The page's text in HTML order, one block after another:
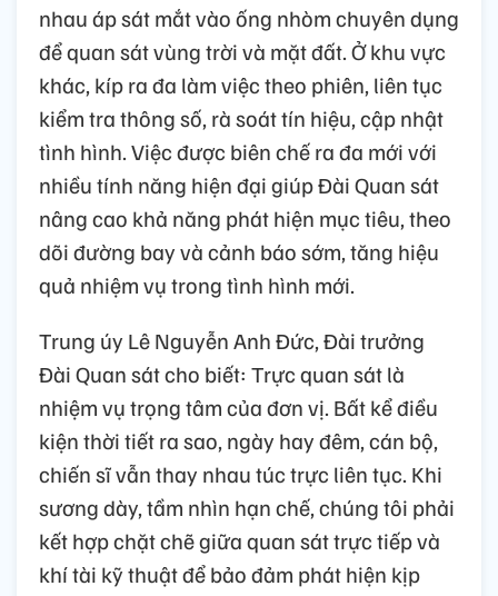
nhau áp sát mắt vào ống nhòm chuyên dụng
để quan sát vùng trời và mặt đất. Ở khu vực
khác, kíp ra đa làm việc theo phiên, liên tục
kiểm tra thông số, rà soát tín hiệu, cập nhật
tình hình. Việc được biên chế ra đa mới với
nhiều tính năng hiện đại giúp Đài Quan sát
nâng cao khả năng phát hiện mục tiêu, theo
dõi đường bay và cảnh báo sớm, tăng hiệu
quả nhiệm vụ trong tình hình mới.
Trung úy Lê Nguyễn Anh Đức, Đài trưởng
Đài Quan sát cho biết: Trực quan sát là
nhiệm vụ trọng tâm của đơn vị. Bất kể điều
kiện thời tiết ra sao, ngày hay đêm, cán bộ,
chiến sĩ vẫn thay nhau túc trực liên tục. Khi
sương dày, tầm nhìn hạn chế, chúng tôi phải
kết hợp chặt chẽ giữa quan sát trực tiếp và
khí tài kỹ thuật để bảo đảm phát hiện kịp